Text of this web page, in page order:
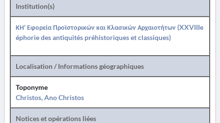
Institution(s)
ΚΗ' Εφορεία Προϊστορικών και Κλασικών Αρχαιοτήτων (XXVIIIe
éphorie des antiquités préhistoriques et classiques)
Localisation / Informations géographiques
Toponyme
Christos, Ano Christos
Notices et opérations liées